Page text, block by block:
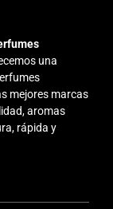
una
mejores marcas
aromas
rápida y